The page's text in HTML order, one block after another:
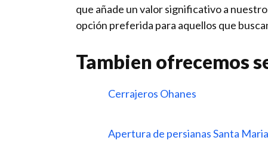
que añade un valor significativo a
opción preferida para aquellos que
Tambien ofrecemos
Cerrajeros Ohanes
Apertura de persianas Santa